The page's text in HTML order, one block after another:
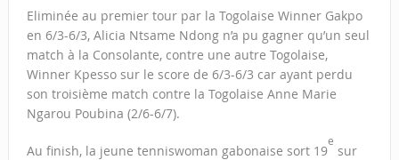
Eliminée au premier tour par la Togolaise Winner Gakpo
en 6/3-6/3, Alicia Ntsame Ndong n’a pu gagner qu’un seul
match à la Consolante, contre une autre Togolaise,
Winner Kpesso sur le score de 6/3-6/3 car ayant perdu
son troisième match contre la Togolaise Anne Marie
Ngarou Poubina (2/6-6/7).
Au finish, la jeune tenniswoman gabonaise sort 19
e
sur